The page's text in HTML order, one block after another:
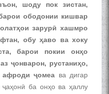
шоду пок зистан,
ободонии кишвар
зарурӣ хашмро
обу ҳаво ва хоку
барои покии онҳо
ҷонварон, рустаниҳо,
афроди ҷомеа ва дигар
ба онҳо ва ҳаллу